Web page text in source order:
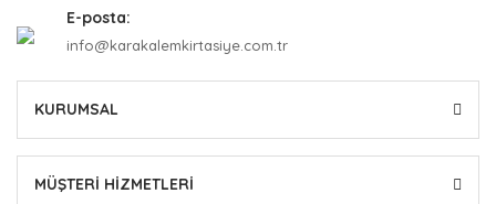
E-posta:
info@karakalemkirtasiye.com.tr
KURUMSAL
MÜŞTERİ HİZMETLERİ